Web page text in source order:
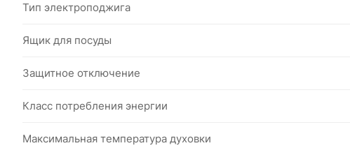
Тип электроподжига
Ящик для посуды
Защитное отключение
Класс потребления энергии
Максимальная температура духовки